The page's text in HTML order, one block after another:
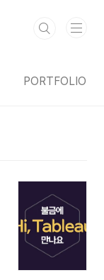
PORTFOLIO